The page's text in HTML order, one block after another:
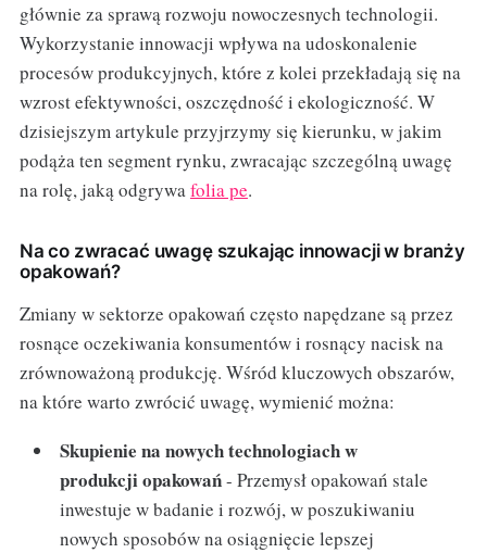
głównie za sprawą rozwoju nowoczesnych technologii.
Wykorzystanie innowacji wpływa na udoskonalenie
procesów produkcyjnych, które z kolei przekładają się na
wzrost efektywności, oszczędność i ekologiczność. W
dzisiejszym artykule przyjrzymy się kierunku, w jakim
podąża ten segment rynku, zwracając szczególną uwagę
na rolę, jaką odgrywafolia pe.
Na co zwracać uwagę szukając innowacji w branży
opakowań?
Zmiany w sektorze opakowań często napędzane są przez
rosnące oczekiwania konsumentów i rosnący nacisk na
zrównoważoną produkcję. Wśród kluczowych obszarów,
na które warto zwrócić uwagę, wymienić można:
Skupienie na nowych technologiach w
produkcji opakowań- Przemysł opakowań stale
inwestuje w badanie i rozwój, w poszukiwaniu
nowych sposobów na osiągnięcie lepszej